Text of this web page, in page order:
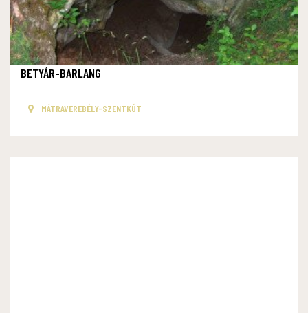
BETYÁR-BARLANG
MÁTRAVEREBÉLY-SZENTKÚT